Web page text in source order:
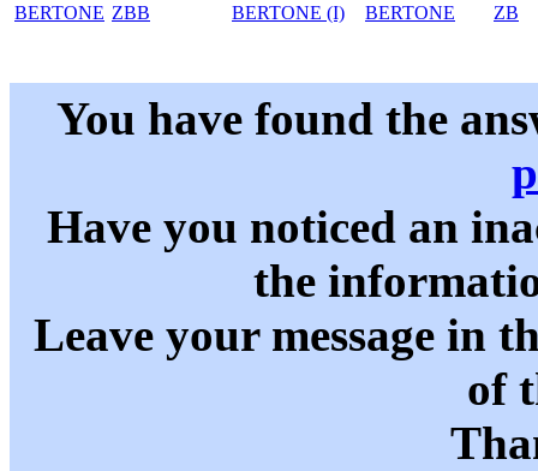
BERTONE ZBB BERTONE (I) BERTONE ZB
You have found the
Have you noticed an
the
Leave your message in
of